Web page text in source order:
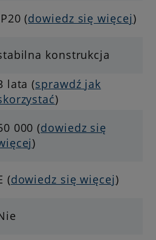
(dowiedz się więcej)
konstrukcja
lata (sprawdź jak
)
000 (dowiedz się
)
(dowiedz się więcej)